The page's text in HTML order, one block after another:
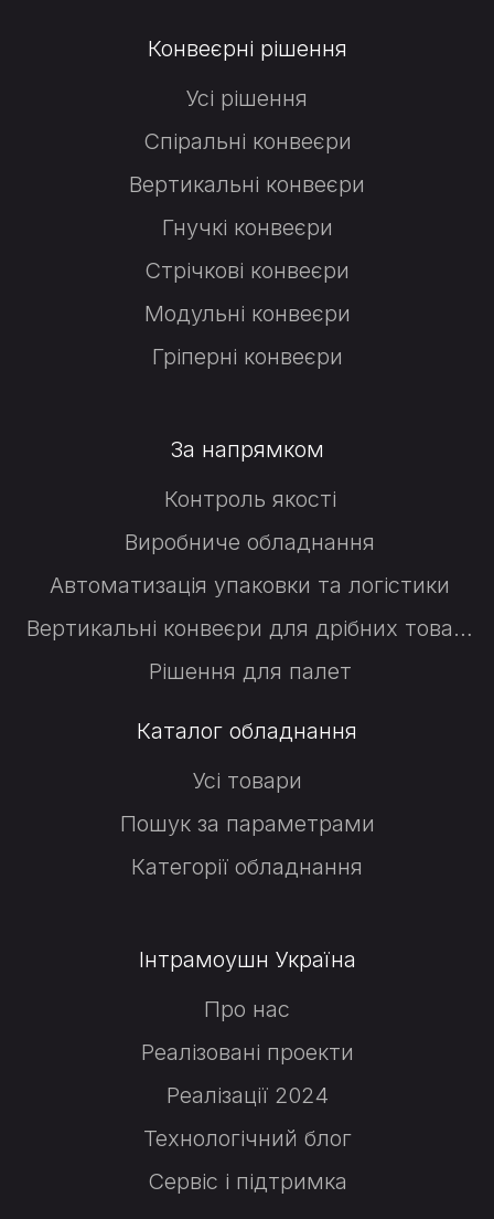
Конвеєрні рішення
Усі рішення
Спіральні конвеєри
Вертикальні конвеєри
Гнучкі конвеєри
Стрічкові конвеєри
Модульні конвеєри
Гріперні конвеєри
За напрямком
Контроль якості
Виробниче обладнання
Автоматизація упаковки та логістики
Вертикальні конвеєри для дрібних товарів
Рішення для палет
Каталог обладнання
Усі товари
Пошук за параметрами
Категорії обладнання
Інтрамоушн Україна
Про нас
Реалізовані проекти
Реалізації 2024
Технологічний блог
Сервіс і підтримка